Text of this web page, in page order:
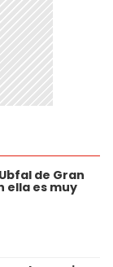
de Gran
ella es muy